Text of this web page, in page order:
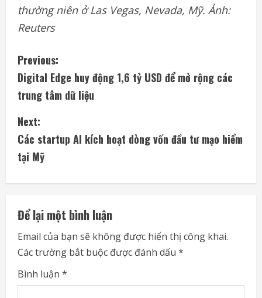
thường niên ở Las Vegas, Nevada, Mỹ. Ảnh:
Reuters
C
o
n
t
i
n
u
e
R
e
Previous:
Digital Edge huy động 1,6 tỷ USD để mở rộng các
trung tâm dữ liệu
Next:
Các startup AI kích hoạt dòng vốn đầu tư mạo hiểm
tại Mỹ
Để lại một bình luận
Email của bạn sẽ không được hiển thị công khai.
Các trường bắt buộc được đánh dấu *
Bình luận *